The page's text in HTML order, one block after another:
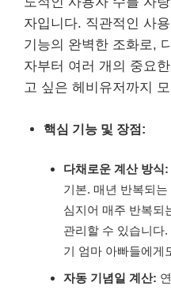
자입니다. 직관적인 사
기능의 완벽한 조화로,
자부터 여러 개의 중요
고 싶은 헤비유저까지
핵심 기능 및 장점:
다채로운 계산 방식:
기본. 매년 반복되
심지어 매주 반복되
관리할 수 있습니다.
기 엄마 아빠들에게
자동 기념일 계산: